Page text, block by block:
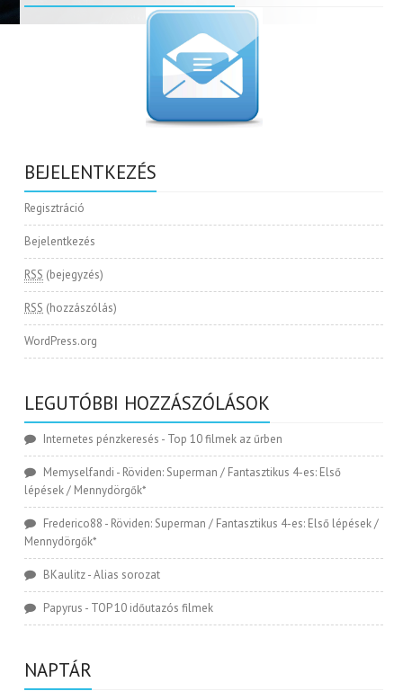
BEJELENTKEZÉS
Regisztráció
Bejelentkezés
RSS (bejegyzés)
RSS (hozzászólás)
WordPress.org
LEGUTÓBBI HOZZÁSZÓLÁSOK
Internetes pénzkeresés - Top 10 filmek az űrben
Memyselfandi - Röviden: Superman / Fantasztikus 4-es: Első
lépések / Mennydörgők*
Frederico88 - Röviden: Superman / Fantasztikus 4-es: Első lépések /
Mennydörgők*
BKaulitz-Alias sorozat
Papyrus - TOP 10 időutazós filmek
NAPTÁR